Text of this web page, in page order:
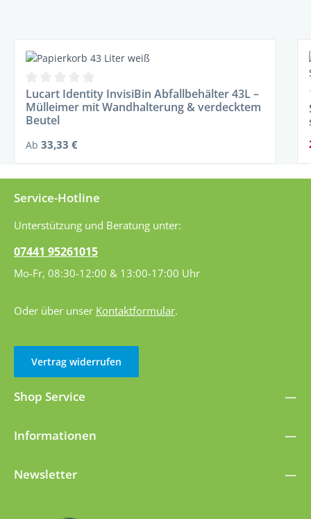
Durchschnittliche Bewertung von 0 von 5 Sternen
Lucart Identity InvisiBin Abfallbehälter 43L –
Mülleimer mit Wandhalterung & verdecktem
Beutel
Regulärer Preis:
Ab 33,33 €
Service-Hotline
Unterstützung und Beratung unter:
07441 95261015
Mo-Fr, 08:30-12:00 & 13:00-17:00 Uhr
Oder über unser Kontaktformular.
Vertrag widerrufen
Shop Service
Informationen
Newsletter